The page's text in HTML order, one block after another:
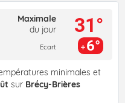
Maximale
du jour
Ecart
31°
6°
minimales et
sur Brécy-Brières